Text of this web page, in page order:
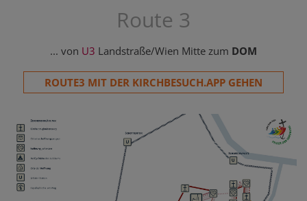
Route 3
... von U3 Landstraße/Wien Mitte zum DOM
ROUTE3 MIT DER KIRCHBESUCH.APP GEHEN